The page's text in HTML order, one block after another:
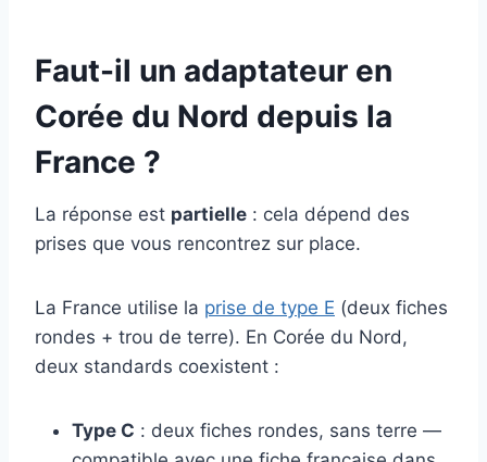
Faut-il un adaptateur en
Corée du Nord depuis la
France ?
La réponse est partielle : cela dépend des
prises que vous rencontrez sur place.
La France utilise la prise de type E (deux fiches
rondes + trou de terre). En Corée du Nord,
deux standards coexistent :
Type C : deux fiches rondes, sans terre —